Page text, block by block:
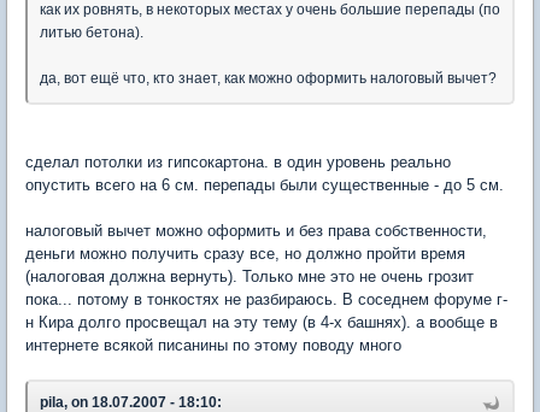
как их ровнять, в некоторых местах у очень большие перепады (по
литью бетона).
да, вот ещё что, кто знает, как можно оформить налоговый вычет?
сделал потолки из гипсокартона. в один уровень реально
опустить всего на 6 см. перепады были существенные - до 5 см.
налоговый вычет можно оформить и без права собственности,
деньги можно получить сразу все, но должно пройти время
(налоговая должна вернуть). Только мне это не очень грозит
пока... потому в тонкостях не разбираюсь. В соседнем форуме г-
н Кира долго просвещал на эту тему (в 4-х башнях). а вообще в
интернете всякой писанины по этому поводу много
pila, on 18.07.2007 - 18:10: